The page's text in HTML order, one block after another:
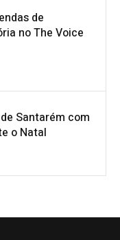
de
no The Voice
Santarém com
o Natal